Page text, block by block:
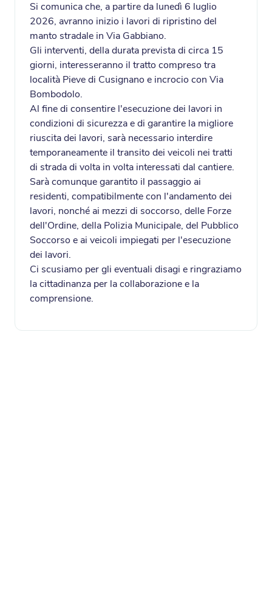
Si comunica che, a partire da lunedì 6 luglio
2026, avranno inizio i lavori di ripristino del
manto stradale in Via Gabbiano.
Gli interventi, della durata prevista di circa 15
giorni, interesseranno il tratto compreso tra
località Pieve di Cusignano e incrocio con Via
Bombodolo.
Al fine di consentire l'esecuzione dei lavori in
condizioni di sicurezza e di garantire la migliore
riuscita dei lavori, sarà necessario interdire
temporaneamente il transito dei veicoli nei tratti
di strada di volta in volta interessati dal cantiere.
Sarà comunque garantito il passaggio ai
residenti, compatibilmente con l'andamento dei
lavori, nonché ai mezzi di soccorso, delle Forze
dell'Ordine, della Polizia Municipale, del Pubblico
Soccorso e ai veicoli impiegati per l'esecuzione
dei lavori.
Ci scusiamo per gli eventuali disagi e ringraziamo
la cittadinanza per la collaborazione e la
comprensione.